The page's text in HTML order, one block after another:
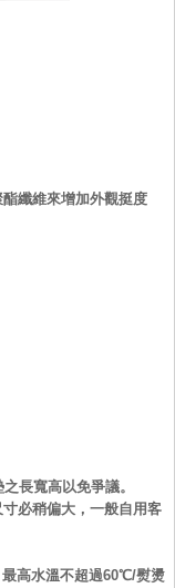
纖維來增加外觀挺度
長寬高以免爭議。
必稍偏大，一般自用客
高水溫不超過60℃/熨燙